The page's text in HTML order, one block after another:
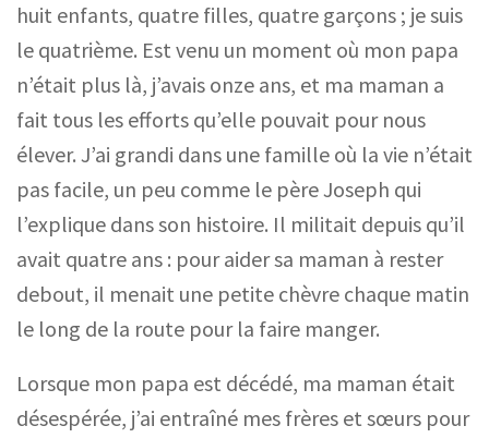
huit enfants, quatre filles, quatre garçons ; je suis
le quatrième. Est venu un moment où mon papa
n’était plus là, j’avais onze ans, et ma maman a
fait tous les efforts qu’elle pouvait pour nous
élever. J’ai grandi dans une famille où la vie n’était
pas facile, un peu comme le père Joseph qui
l’explique dans son histoire. Il militait depuis qu’il
avait quatre ans : pour aider sa maman à rester
debout, il menait une petite chèvre chaque matin
le long de la route pour la faire manger.
Lorsque mon papa est décédé, ma maman était
désespérée, j’ai entraîné mes frères et sœurs pour